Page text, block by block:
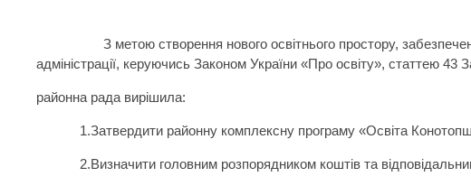
З метою створення нового освітнього простору,
адміністрації, керуючись Законом України «Про освіту», статтею
районна рада вирішила:
1.Затвердити районну комплексну програму «Освіта
2.Визначити головним розпорядником коштів та